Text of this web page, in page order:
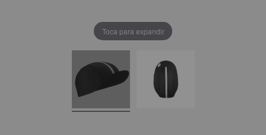
Toca para expandir